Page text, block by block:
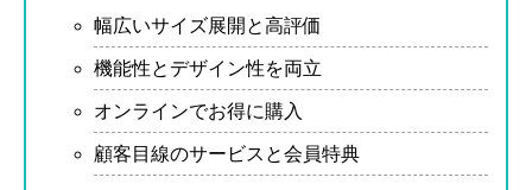
幅広いサイズ展開と高評価
機能性とデザイン性を両立
オンラインでお得に購入
顧客目線のサービスと会員特典